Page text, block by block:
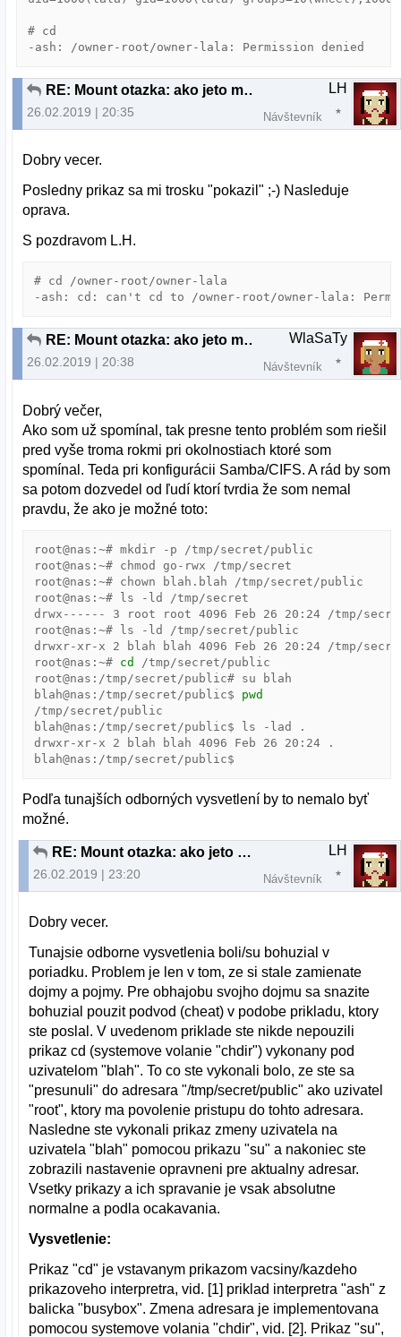
# cd
RE: Mount otazka: ako jeto mozne?
26.02.2019 | 20:35
LH
Návštevník
Dobry vecer.
Posledny prikaz sa mi trosku "pokazil" ;-) Nasleduje
oprava.
S pozdravom L.H.
# cd /owner-root/owner-lala
RE: Mount otazka: ako jeto mozne?
26.02.2019 | 20:38
WlaSaTy
Návštevník
Dobrý večer,
Ako som už spomínal, tak presne tento problém som riešil
pred vyše troma rokmi pri okolnostiach ktoré som
spomínal. Teda pri konfigurácii Samba/CIFS. A rád by som
sa potom dozvedel od ľudí ktorí tvrdia že som nemal
pravdu, že ako je možné toto:
root@nas:~# mkdir -p /tmp/secret/public
root@nas:~# chmod go-rwx /tmp/secret
root@nas:~# chown blah.blah /tmp/secret/public
root@nas:~# ls -ld /tmp/secret
drwx------ 3 root root 4096 Feb 26 20 :24 /tmp/
root@nas:~# ls -ld /tmp/secret/public
drwxr-xr-x 2 blah blah 4096 Feb 26 20 :24 /tmp/
root@nas:~# cd
/tmp/secret/public
root@nas:/tmp/secret/public# su blah
blah@nas:/tmp/secret/public$ pwd
/tmp/secret/public
blah@nas:/tmp/secret/public$ ls -lad .
drwxr-xr-x 2 blah blah 4096 Feb 26 20 :24 .
Podľa tunajších odborných vysvetlení by to nemalo byť
možné.
RE: Mount otazka: ako jeto mozne?
26.02.2019 | 23:20
LH
Návštevník
Dobry vecer.
Tunajsie odborne vysvetlenia boli/su bohuzial v
poriadku. Problem je len v tom, ze si stale zamienate
dojmy a pojmy. Pre obhajobu svojho dojmu sa snazite
bohuzial pouzit podvod (cheat) v podobe prikladu, ktory
ste poslal. V uvedenom priklade ste nikde nepouzili
prikaz cd (systemove volanie "chdir") vykonany pod
uzivatelom "blah". To co ste vykonali bolo, ze ste sa
"presunuli" do adresara "/tmp/secret/public" ako uzivatel
"root", ktory ma povolenie pristupu do tohto adresara.
Nasledne ste vykonali prikaz zmeny uzivatela na
uzivatela "blah" pomocou prikazu "su" a nakoniec ste
zobrazili nastavenie opravneni pre aktualny adresar.
Vsetky prikazy a ich spravanie je vsak absolutne
normalne a podla ocakavania.
Vysvetlenie:
Prikaz "cd" je vstavanym prikazom vacsiny/kazdeho
prikazoveho interpretra, vid. [1] priklad interpretra "ash" z
balicka "busybox". Zmena adresara je implementovana
pomocou systemove volania "chdir", vid. [2]. Prikaz "su",